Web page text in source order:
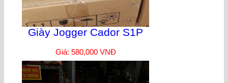
Giày Jogger Cador S1P
Giá: 580,000 VNĐ